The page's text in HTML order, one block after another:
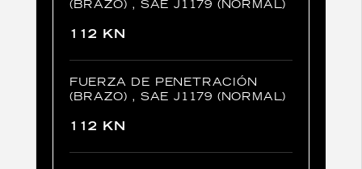
(BRAZO) , SAE J1179 (NORMAL)
112 KN
FUERZA DE PENETRACIÓN
(BRAZO) , SAE J1179 (NORMAL)
112 KN